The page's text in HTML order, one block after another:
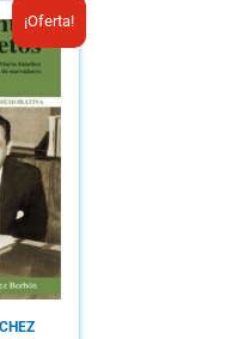
¡Oferta!
El
precio
es:
B/.6.00.